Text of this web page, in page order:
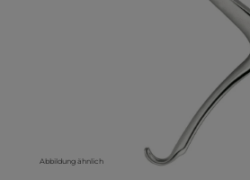
Abbildung ähnlich